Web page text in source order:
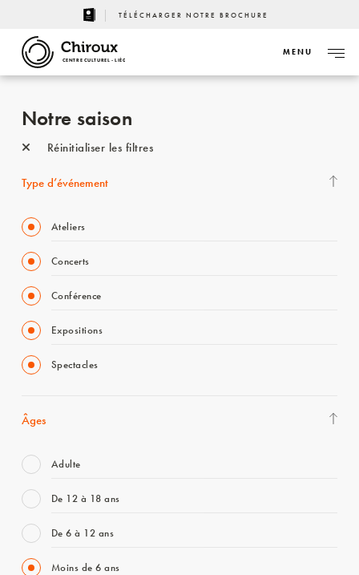
TÉLÉCHARGER NOTRE BROCHURE
CENTRE CULTUREL - LIÈGE
MENU
Notre saison
Réinitialiser les filtres
Type d’événement
Ateliers
Concerts
Conférence
Expositions
Spectacles
Âges
Adulte
De 12 à 18 ans
De 6 à 12 ans
Moins de 6 ans